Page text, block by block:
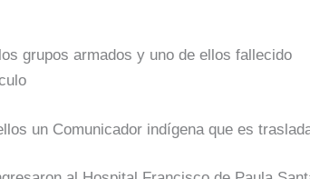
grupos armados y uno de ellos fallecido
un Comunicador indígena que es